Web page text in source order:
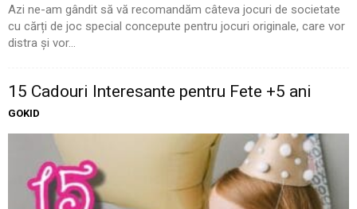
Azi ne-am gândit să vă recomandăm câteva jocuri de societate
cu cărți de joc special concepute pentru jocuri originale, care vor
distra și vor...
15 Cadouri Interesante pentru Fete +5 ani
GOKID